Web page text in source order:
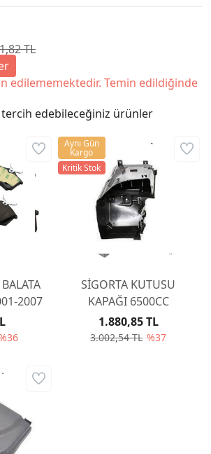
TL
edilememektedir. Temin edildiğinde
edebileceğiniz ürünler
2007
SİGORTA KUTUSU
KAPAĞI 6500CC
3.002,54 TL %37
1.880,85 TL
Aynı Gün
Kargo
Kritik Stok